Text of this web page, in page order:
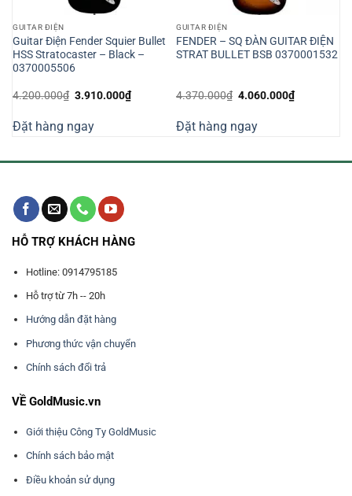
GUITAR ĐIỆN
Guitar Điện Fender Squier Bullet
HSS Stratocaster – Black –
0370005506
4.200.000₫ Giá
4.200.000₫.
3.910.000₫Giá
hiện
3.910.000₫.
Đặt hàng ngay
GUITAR ĐIỆN
FENDER – SQ ĐÀN GUITAR ĐIỆN
STRAT BULLET BSB 0370001532
4.370.000₫ Giá
4.370.000₫.
4.060.000₫Giá
hiện
Đặt hàng ngay
HỖ TRỢ KHÁCH HÀNG
Hotline: 0914795185
Hỗ trợ từ 7h -- 20h
Hướng dẫn đặt hàng
Phương thức vận chuyển
Chính sách đổi trả
VỀ GoldMusic.vn
Giới thiệu Công Ty GoldMusic
Chính sách bảo mật
Điều khoản sử dụng